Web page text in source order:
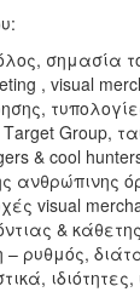
σημασία
, visual
Τarget Group,
& cool
visual
&
ρυθμός,